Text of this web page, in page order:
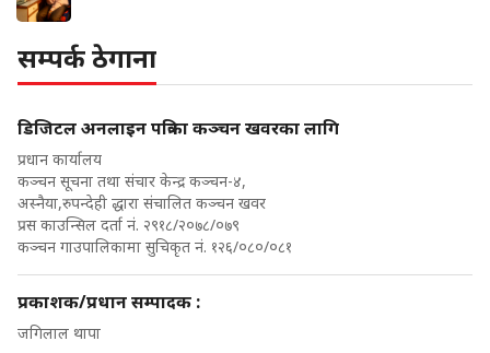
सम्पर्क ठेगाना
डिजिटल अनलाइन पत्रिका कञ्चन खवरका लागि
प्रधान कार्यालय
कञ्चन सूचना तथा संचार केन्द्र कञ्चन-४,
अस्नैया,रुपन्देही द्धारा संचालित कञ्चन खवर
प्रस काउन्सिल दर्ता नं. २९१८/२०७८/०७९
कञ्चन गाउपालिकामा सुचिकृत नं. १२६/०८०/०८१
प्रकाशक/प्रधान सम्पादक :
जगिलाल थापा